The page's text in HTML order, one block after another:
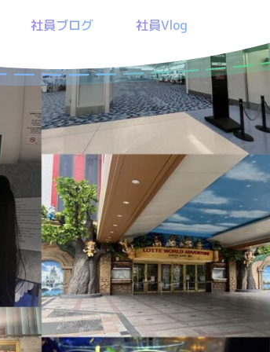
社員ブログ 社員Vlog